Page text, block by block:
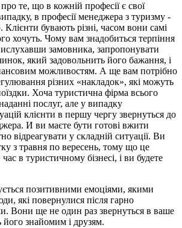
те, що в кожній професії є свої
в професії менеджера з туризму -
бувають різні, часом вони самі
хочуть. Чому вам знадобиться терпіння
замовника, запропонувати
який задовольнить його бажання, і
можливостям. А ще вам потрібно
різних «накладок», які можуть
Хоча туристична фірма всього
послуг, але у випадку
клієнти в першу чергу звернуться до
И ви маєте бути готові вжити
відреагувати у складній ситуації. Ви
з травня по вересень, тому що це
в туристичному бізнесі, і ви будете
позитивними емоціями, якими
які повернулися після гарно
Вони ще не один раз звернуться в ваше
його знайомим і друзям.